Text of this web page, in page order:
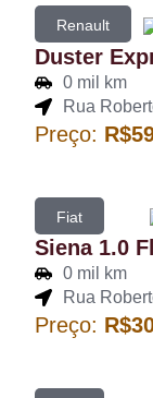
Renault
Duster
0 mil km
Rua
Preço:
Fiat
Siena 1.0
0 mil km
Rua
Preço: